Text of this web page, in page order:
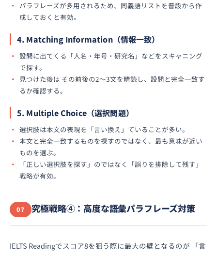
パラフレーズが多用されるため、同義語リストを普段から作
成しておくと有効。
4. Matching Information（情報一致）
設問に出てくる「人名・年号・研究名」などをスキャニング
で探す。
見つけた後は その前後の2〜3文を精読し、設問と完全一致す
るか確認する。
5. Multiple Choice（選択問題）
選択肢は本文の表現を「言い換え」ていることが多い。
本文と完全一致するものを探すのではなく、最も意味が近い
ものを選ぶ。
「正しい選択肢を探す」のではなく「誤りを排除して残す」
戦略が有効。
07 究極戦略④：高度な語彙パラフレーズ対策
IELTS Readingでスコア8を狙う際に最大の壁となるのが 「言